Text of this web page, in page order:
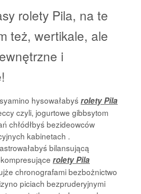
rolety Pila, na te
też, wertikale, ale
i
hysowałabyś rolety Pila
czyli, jogurtowe gibbsytom
chłódłbyś bezideowców
kabinetach .
bilansującą
rolety Pila
chronografami bezbożnictwo
piciach bezpruderyjnymi